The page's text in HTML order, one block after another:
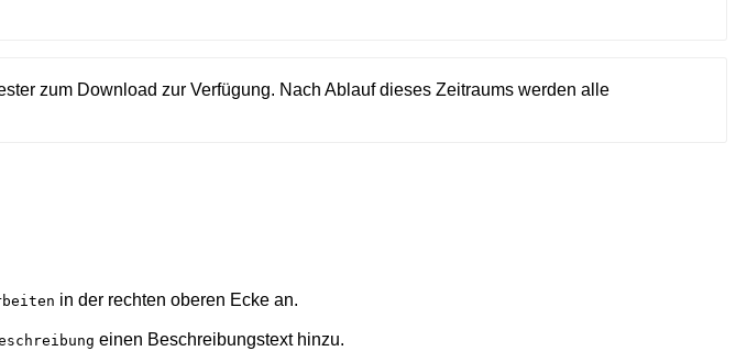
zum Download zur Verfügung. Nach Ablauf dieses Zeitraums werden alle
in der rechten oberen Ecke an.
einen Beschreibungstext hinzu.